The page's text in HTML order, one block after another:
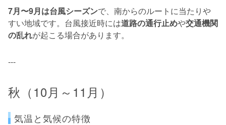
7月〜9月は台風シーズンで、南からのルートに当たりや
すい地域です。台風接近時には道路の通行止めや交通機関
の乱れが起こる場合があります。
---
秋（10月～11月）
気温と気候の特徴